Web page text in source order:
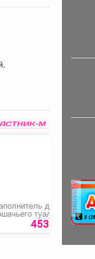
для
туалета
45370 руб
реклама